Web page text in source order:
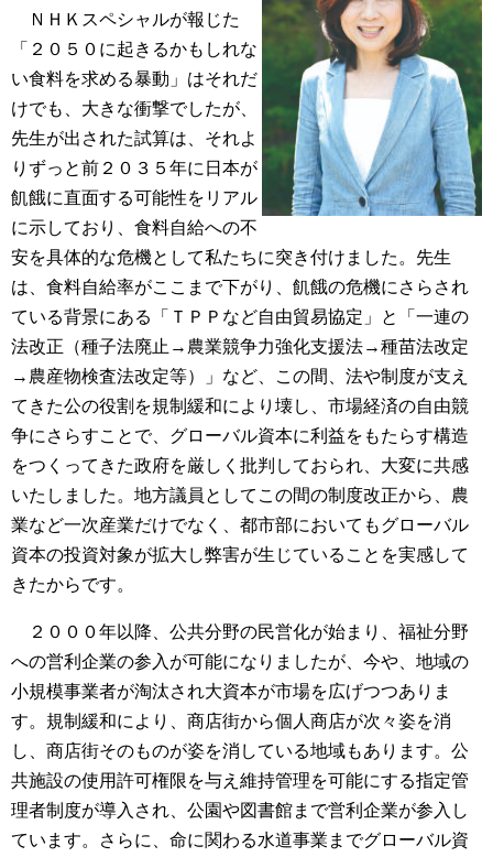
ＮＨＫスペシャルが報じた
「２０５０に起きるかもしれな
い食料を求める暴動」はそれだ
けでも、大きな衝撃でしたが、
先生が出された試算は、それよ
りずっと前２０３５年に日本が
飢餓に直面する可能性をリアル
に示しており、食料自給への不
安を具体的な危機として私たちに突き付けました。先生
は、食料自給率がここまで下がり、飢餓の危機にさらされ
ている背景にある「ＴＰＰなど自由貿易協定」と「一連の
法改正（種子法廃止→農業競争力強化支援法→種苗法改定
→農産物検査法改定等）」など、この間、法や制度が支え
てきた公の役割を規制緩和により壊し、市場経済の自由競
争にさらすことで、グローバル資本に利益をもたらす構造
をつくってきた政府を厳しく批判しておられ、大変に共感
いたしました。地方議員としてこの間の制度改正から、農
業など一次産業だけでなく、都市部においてもグローバル
資本の投資対象が拡大し弊害が生じていることを実感して
きたからです。
２０００年以降、公共分野の民営化が始まり、福祉分野
への営利企業の参入が可能になりましたが、今や、地域の
小規模事業者が淘汰され大資本が市場を広げつつありま
す。規制緩和により、商店街から個人商店が次々姿を消
し、商店街そのものが姿を消している地域もあります。公
共施設の使用許可権限を与え維持管理を可能にする指定管
理者制度が導入され、公園や図書館まで営利企業が参入し
ています。さらに、命に関わる水道事業までグローバル資